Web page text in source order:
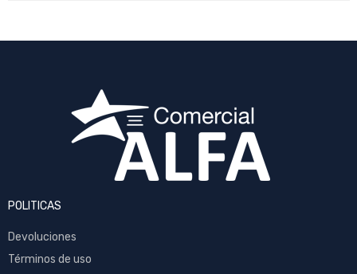
POLITICAS
Devoluciones
Términos de uso